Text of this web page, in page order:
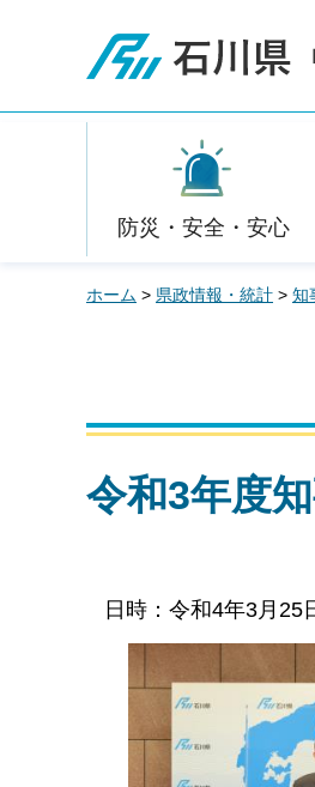
石川県
防災・安全・安心
ホーム > 県政情報・統計 > 知
令和3年度
日時：令和4年3月